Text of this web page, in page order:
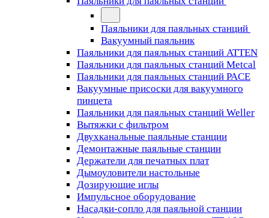
Паяльники для паяльных станций
Вакуумный паяльник
Паяльники для паяльных станций ATTEN
Паяльники для паяльных станций Metcal
Паяльники для паяльных станций PACE
Вакуумные присоски для вакуумного
пинцета
Паяльники для паяльных станций Weller
Вытяжки с фильтром
Двухканальные паяльные станции
Демонтажные паяльные станции
Держатели для печатных плат
Дымоуловители настольные
Дозирующие иглы
Импульсное оборудование
Насадки-сопло для паяльной станции